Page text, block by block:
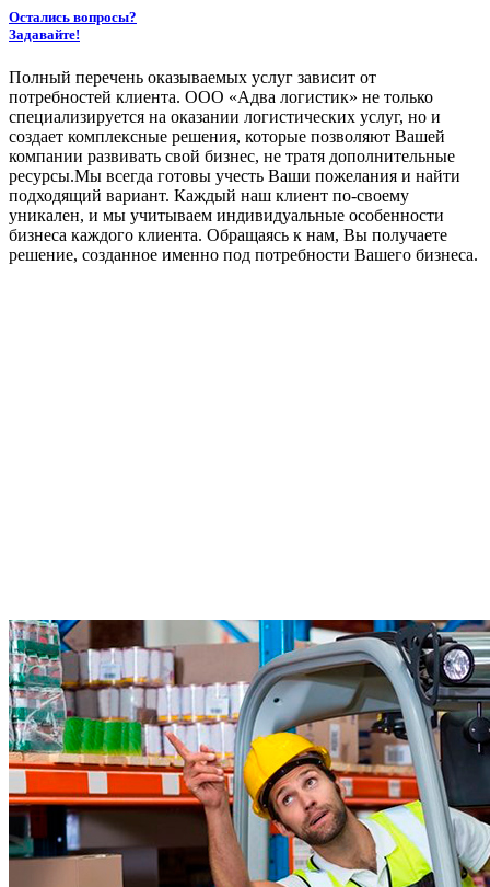
Остались вопросы?
Задавайте!
Полный перечень оказываемых услуг зависит от
потребностей клиента. ООО «Адва логистик» не только
специализируется на оказании логистических услуг, но и
создает комплексные решения, которые позволяют Вашей
компании развивать свой бизнес, не тратя дополнительные
ресурсы.Мы всегда готовы учесть Ваши пожелания и найти
подходящий вариант. Каждый наш клиент по-своему
уникален, и мы учитываем индивидуальные особенности
бизнеса каждого клиента. Обращаясь к нам, Вы получаете
решение, созданное именно под потребности Вашего бизнеса.